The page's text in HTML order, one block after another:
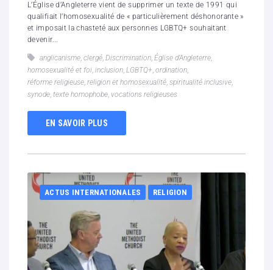
L’Église d’Angleterre vient de supprimer un texte de 1991 qui
qualifiait l’homosexualité de « particulièrement déshonorante »
et imposait la chasteté aux personnes LGBTQ+ souhaitant
devenir...
anglicanisme, clergé, Discrimination, Église d’Angleterre,
homosexualité et foi, inclusion, LGBTQ+, ordination,
réforme religieuse, religion et homosexualité, spiritualité inclusive,
synode, texte homophobe, vocations religieuses
EN SAVOIR PLUS
ACTUS INTERNATIONALES RELIGION